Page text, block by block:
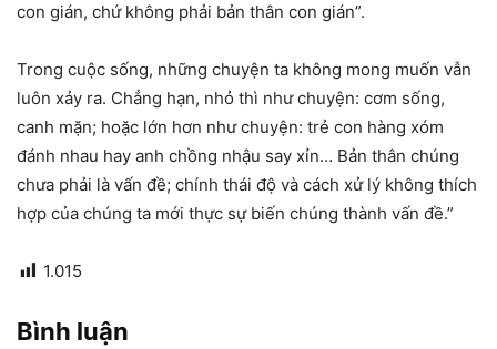
con gián, chứ không phải bản thân con gián”.
Trong cuộc sống, những chuyện ta không mong muốn vẫn
luôn xảy ra. Chẳng hạn, nhỏ thì như chuyện: cơm sống,
canh mặn; hoặc lớn hơn như chuyện: trẻ con hàng xóm
đánh nhau hay anh chồng nhậu say xỉn… Bản thân chúng
chưa phải là vấn đề; chính thái độ và cách xử lý không thích
hợp của chúng ta mới thực sự biến chúng thành vấn đề.”
1.015
Bình luận